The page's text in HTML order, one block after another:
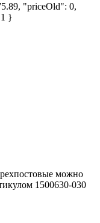
"priceOld": 0,
}
можно
1500630-030